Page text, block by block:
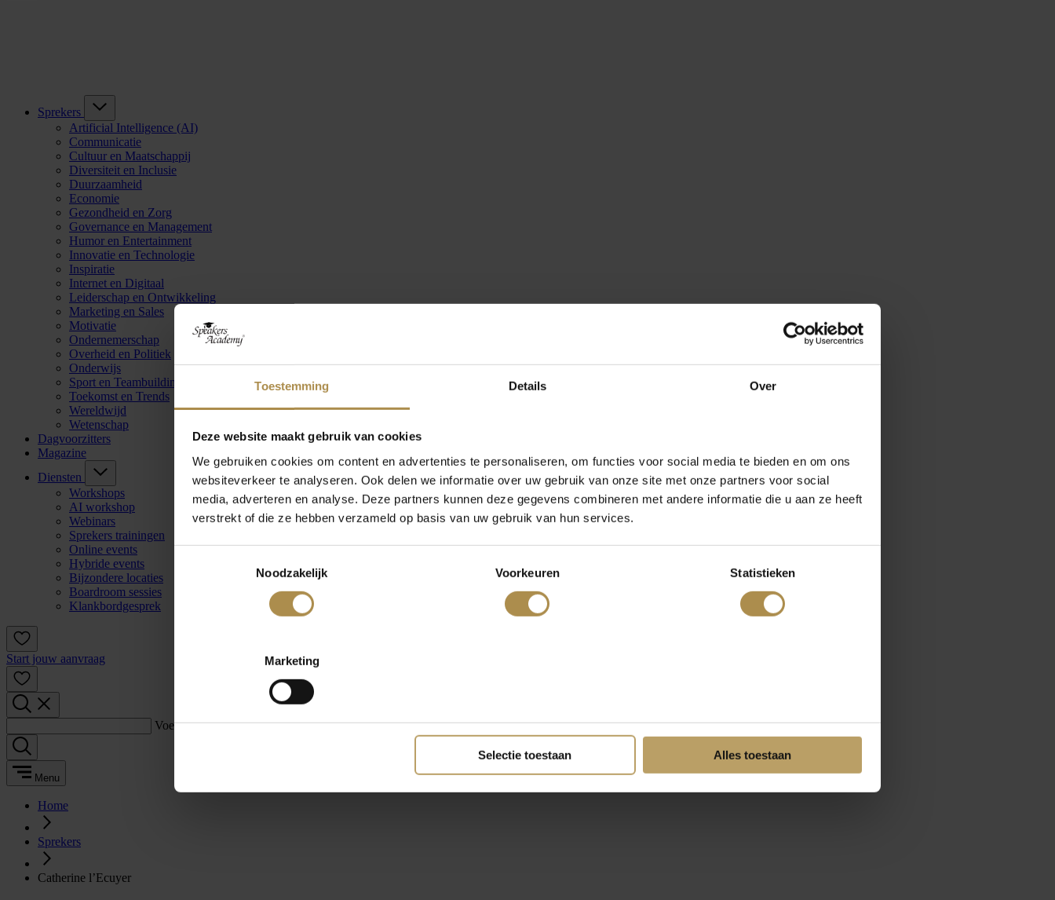
Toestemming Details Over
Deze website maakt gebruik van cookies
We gebruiken cookies om content en advertenties te personaliseren, om functies voor social media te bieden en om ons
websiteverkeer te analyseren. Ook delen we informatie over uw gebruik van onze site met onze partners voor social
media, adverteren en analyse. Deze partners kunnen deze gegevens combineren met andere informatie die u aan ze heeft
verstrekt of die ze hebben verzameld op basis van uw gebruik van hun services.
Noodzakelijk
Voorkeuren Statistieken
Marketing
Selectie toestaan Alles toestaan
Sprekers
Artificial Intelligence (AI)
Communicatie
Cultuur en Maatschappij
Diversiteit en Inclusie
Duurzaamheid
Economie
Gezondheid en Zorg
Governance en Management
Humor en Entertainment
Innovatie en Technologie
Inspiratie
Internet en Digitaal
Leiderschap en Ontwikkeling
Marketing en Sales
Motivatie
Ondernemerschap
Overheid en Politiek
Onderwijs
Sport en Teambuilding
Toekomst en Trends
Wereldwijd
Wetenschap
Dagvoorzitters
Magazine
Diensten
Workshops
AI workshop
Webinars
Sprekers trainingen
Online events
Hybride events
Bijzondere locaties
Boardroom sessies
Klankbordgesprek
Start jouw aanvraag
Voer een zoekterm in:
Menu
Home
Sprekers
Catherine l’Ecuyer